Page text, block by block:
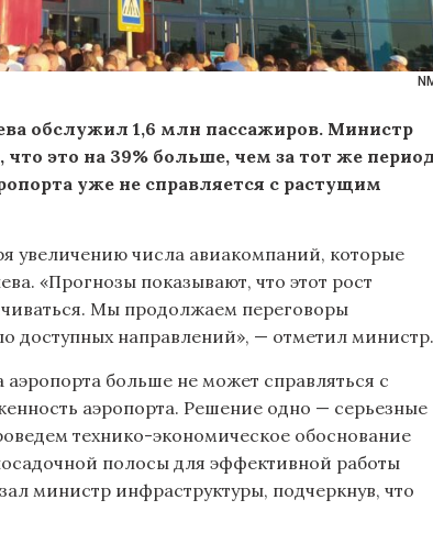
обслужил 1,6 млн пассажиров. Министр
это на 39% больше, чем за тот же
уже не справляется с растущим
увеличению числа авиакомпаний, которые
«Прогнозы показывают, что этот рост
Мы продолжаем переговоры
доступных направлений», — отметил министр.
больше не может справляться с
аэропорта. Решение одно — серьезные
технико-экономическое обоснование
полосы для эффективной работы
министр инфраструктуры, подчеркнув, что